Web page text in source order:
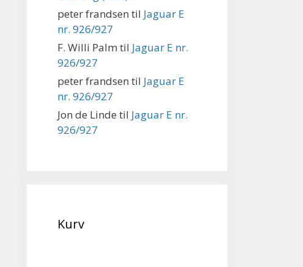
peter frandsen til Jaguar E
nr. 926/927
F. Willi Palm til Jaguar E nr.
926/927
peter frandsen til Jaguar E
nr. 926/927
Jon de Linde til Jaguar E nr.
926/927
Kurv